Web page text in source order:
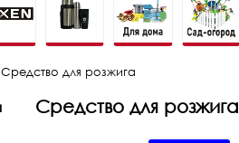
Средство для розжига
Средство для розжига